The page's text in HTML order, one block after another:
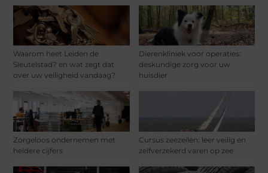
Waarom heet Leiden de
Sleutelstad? en wat zegt dat
over uw veiligheid vandaag?
Dierenkliniek voor operaties:
deskundige zorg voor uw
huisdier
Zorgeloos ondernemen met
heldere cijfers
Cursus zeezeilen: leer veilig en
zelfverzekerd varen op zee